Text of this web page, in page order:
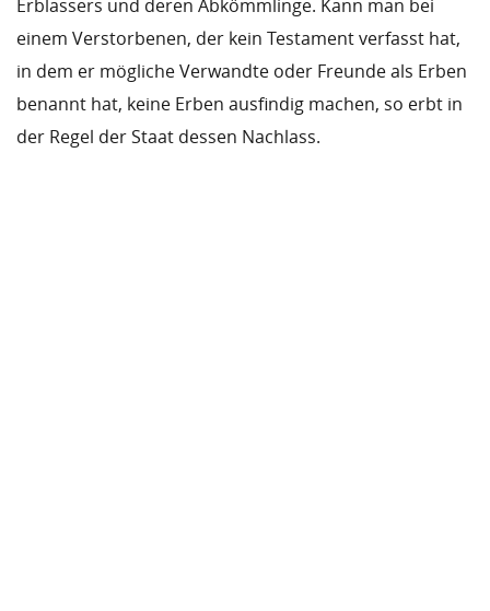
Erblassers und deren Abkömmlinge. Kann man bei
einem Verstorbenen, der kein Testament verfasst hat,
in dem er mögliche Verwandte oder Freunde als Erben
benannt hat, keine Erben ausfindig machen, so erbt in
der Regel der Staat dessen Nachlass.